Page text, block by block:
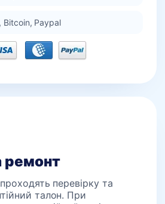
Bitcoin, Paypal
ремонт
перевірку та
талон. При